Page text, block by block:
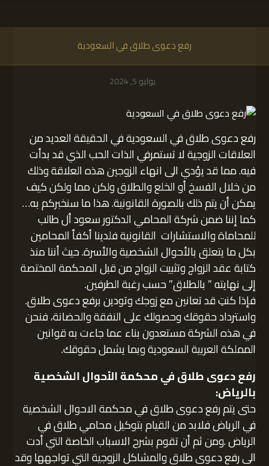
رفع دعوى طلاق في السعودية
يوليو 5, 2024
رفع دعوى طلاق في السعودية في الحقيقة العديد من
العلاقات الزوجية لا تستمرفي الذات الحب الذي قد بدأت
فيه. مما قد يؤدي الى انهاء الزوجين هذه العلاقة وذلك
من خلال الفسخ أو الخلع والطلاق ولكن مما ولكن كيف
يمكن أن يتم ذلك بالصورة القانونية. هذا ما سنخبركم به…
كما إننا ضمن شركة المحامي الدكتور سعود أل طالب
للمحاماة والاستشارات القانونية فلدينا أكفأ المحامين
بكل ما يتعلق بالأحوال الشخصية والأسرة. حيث أننا منذ
كتابة عقد الزواج وتثبيت الزواج من قبل المحكمة المختصة
إلى نهايته ” بالطلاق” حسب رغبة الطرفين.
فإذا كنتِ قد تعانين مع زوجك وتودين برفع دعوى طلاق.
واسترداد حقوقك وحصولك على النفقة والحضانة، فنحن
في هذه الشركة مستعدون بناء عما جاءت به قوانين
المملكة العربية السعودية وبما يشمل حقوقك.
رفع دعوى طلاق في محكمة الأحوال الشخصية
بالرياض:
حتى يتم رفع دعوى طلاق في محكمة الاحوال الشخصية
في الرياض فلابد من القيام بتوكيل محامي طلاق في
الرياض .ومن ثم أن تقوم بشرح الاسباب الخاصة التي أدت
الى رفع دعوى طلاق والمشاكل الزوجية التي تواجهها وقد